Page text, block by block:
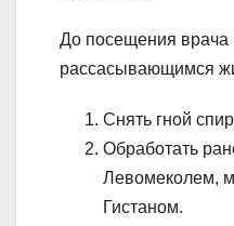
До посещения
рассасывающимся
Снять гной
Обработать
Левомеколем,
Гистаном.